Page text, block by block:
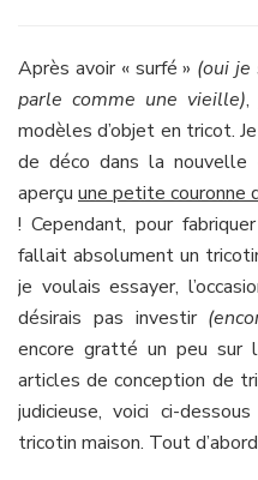
Après avoir « surfé » (oui je
parle comme une vieille),
modèles d’objet en tricot.
de déco dans la nouvelle
aperçu une petite couronne
! Cependant, pour
fallait absolument un
je voulais essayer,
désirais pas investir
encore gratté un peu
articles de conception de
judicieuse, voici ci-
tricotin maison. Tout